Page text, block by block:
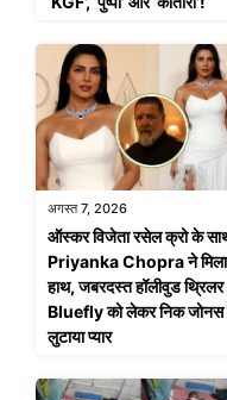
अगस्त 7, 2026
ऑस्कर विजेता रसेल क्रो के
Priyanka Chopra ने
हाथ, जबरदस्त हॉलीवुड थ्रिलर
Bluefly को लेकर निक जोनस
लुटाया प्यार